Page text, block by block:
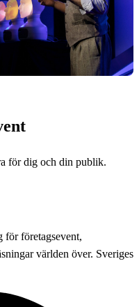
för dig och din publik.
för företagsevent,
världen över. Sveriges